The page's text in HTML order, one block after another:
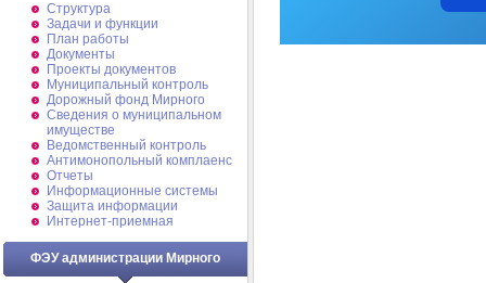
Структура
Задачи и функции
План работы
Документы
Проекты документов
Муниципальный контроль
Дорожный фонд Мирного
Cведения о муниципальном
имуществе
Ведомственный контроль
Антимонопольный комплаенс
Отчеты
Информационные системы
Защита информации
Интернет-приемная
ФЭУ администрации Мирного